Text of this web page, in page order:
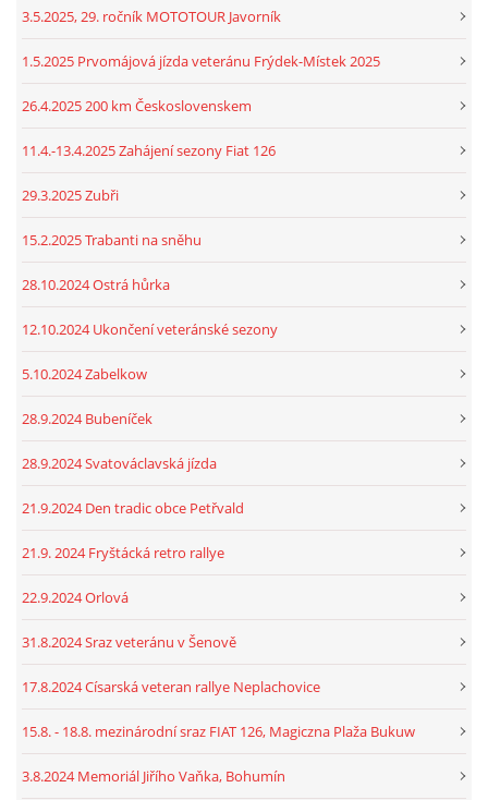
3.5.2025, 29. ročník MOTOTOUR Javorník
1.5.2025 Prvomájová jízda veteránu Frýdek-Místek 2025
26.4.2025 200 km Československem
11.4.-13.4.2025 Zahájení sezony Fiat 126
29.3.2025 Zubři
15.2.2025 Trabanti na sněhu
28.10.2024 Ostrá hůrka
12.10.2024 Ukončení veteránské sezony
5.10.2024 Zabelkow
28.9.2024 Bubeníček
28.9.2024 Svatováclavská jízda
21.9.2024 Den tradic obce Petřvald
21.9. 2024 Fryštácká retro rallye
22.9.2024 Orlová
31.8.2024 Sraz veteránu v Šenově
17.8.2024 Císarská veteran rallye Neplachovice
15.8. - 18.8. mezinárodní sraz FIAT 126, Magiczna Plaža Bukuw
3.8.2024 Memoriál Jiřího Vaňka, Bohumín